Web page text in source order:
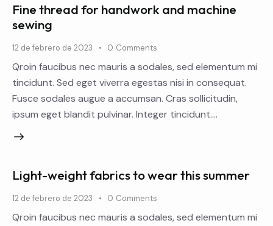
Fine thread for handwork and machine
sewing
12 de febrero de 2023 0 Comments
Qroin faucibus nec mauris a sodales, sed elementum mi
tincidunt. Sed eget viverra egestas nisi in consequat.
Fusce sodales augue a accumsan. Cras sollicitudin,
ipsum eget blandit pulvinar. Integer tincidunt.…
Light-weight fabrics to wear this summer
12 de febrero de 2023 0 Comments
Qroin faucibus nec mauris a sodales, sed elementum mi